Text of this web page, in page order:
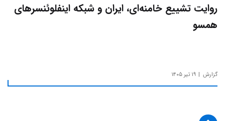
روایت تشییع خامنه‌ای، ایران و شبکه اینفلوئنسرهای
همسو
گزارش ۱۹ تیر ۱۴۰۵